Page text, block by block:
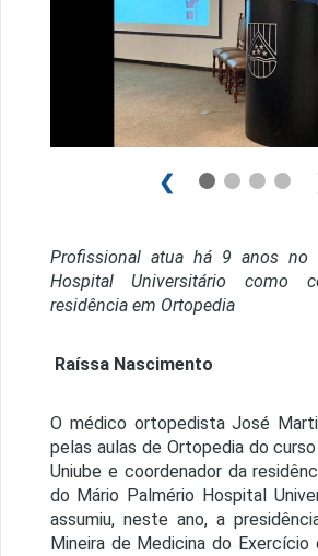
❮
Profissional atua há 9 anos no
Hospital Universitário como
residência em Ortopedia
Raíssa Nascimento
O médico ortopedista José
pelas aulas de Ortopedia do
Uniube e coordenador da
do Mário Palmério Hospital
assumiu, neste ano, a
Mineira de Medicina do